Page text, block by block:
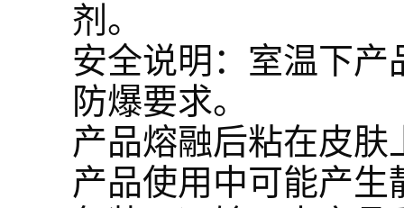
剂。
安全说明：室温下
防爆要求。
产品熔融后粘在皮
产品使用中可能产生